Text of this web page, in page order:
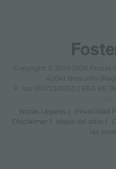
Copyright © 2019-2026 Foster
42041 Brescello
P. Iva: 01072310350 | REA RE
i.v.
Notas Legales
Privacidad
Disclaimer
Mapa del sitio
las